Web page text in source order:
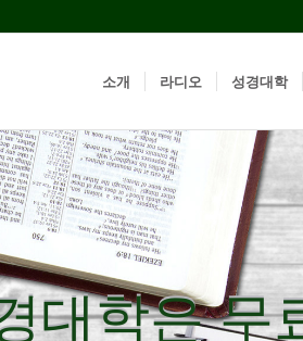
소개 라디오 성경대학
대학은 무
대학은 무